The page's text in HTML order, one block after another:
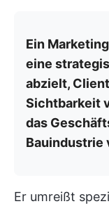
Ein
eine
abzielt,
Sichtbarkeit
das
Bauindustrie
Er umreißt